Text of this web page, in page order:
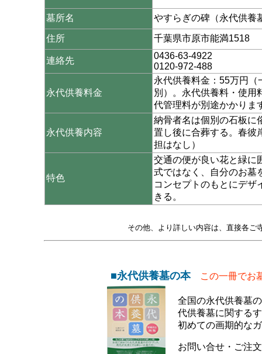
墓所名 やすらぎの碑（永代供養
住所 千葉県市原市能満1518
連絡先
0436-63-4922
0120-972-488
永代供養料金
永代供養料金：55万円
別）。永代供養料・使用
代管理料が別途かかりま
永代供養内容
納骨者名は個別の石板に
置し後に合葬する。春彼
担はなし）
特色
交通の便が良い花と緑に
式ではなく、自分のお墓
コンセプトのもとにデザ
きる。
その他、より詳しい内容は、直接各ご
■永代供養墓の本 この一冊でお
全国の永代供養墓
代供養墓に関する
初めての画期的な
お問い合せ・ご注